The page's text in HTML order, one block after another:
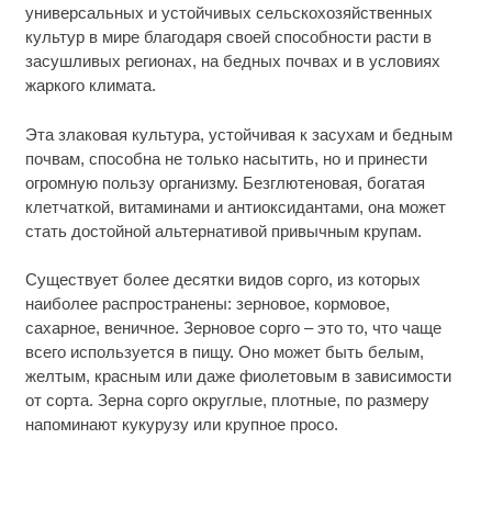
универсальных и устойчивых сельскохозяйственных
культур в мире благодаря своей способности расти в
засушливых регионах, на бедных почвах и в условиях
жаркого климата.
Эта злаковая культура, устойчивая к засухам и бедным
почвам, способна не только насытить, но и принести
огромную пользу организму. Безглютеновая, богатая
клетчаткой, витаминами и антиоксидантами, она может
стать достойной альтернативой привычным крупам.
Существует более десятки видов сорго, из которых
наиболее распространены: зерновое, кормовое,
сахарное, веничное. Зерновое сорго – это то, что чаще
всего используется в пищу. Оно может быть белым,
желтым, красным или даже фиолетовым в зависимости
от сорта. Зерна сорго округлые, плотные, по размеру
напоминают кукурузу или крупное просо.
Ржу не переставая, это видео пересмотришь не